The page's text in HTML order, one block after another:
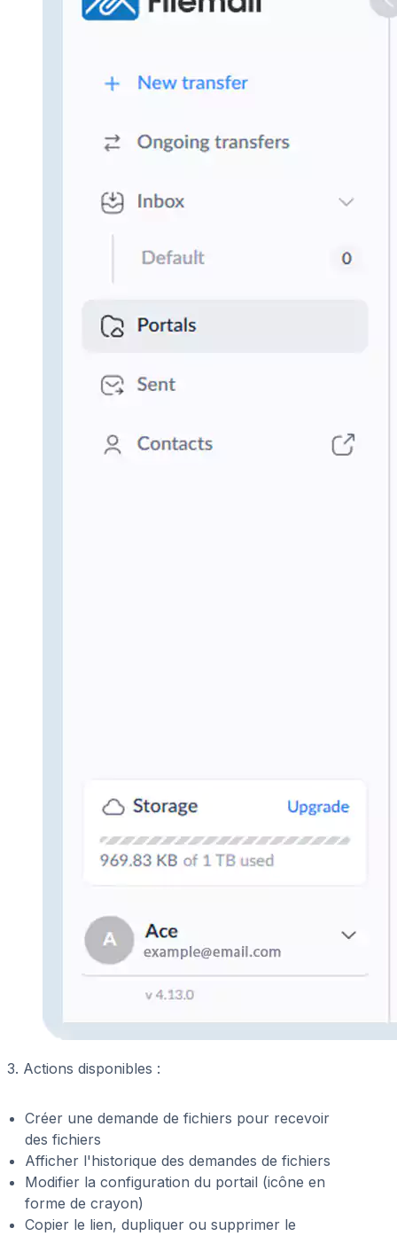
3. Actions disponibles :
Créer une demande de fichiers pour recevoir
des fichiers
Afficher l'historique des demandes de fichiers
Modifier la configuration du portail (icône en
forme de crayon)
Copier le lien, dupliquer ou supprimer le